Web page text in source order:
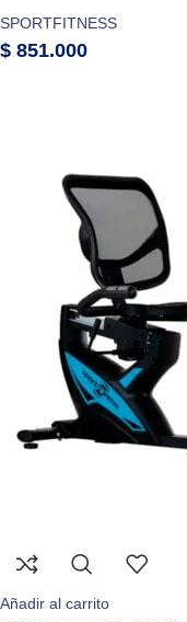
SPORTFITNESS
$ 851.000
Añadir al carrito